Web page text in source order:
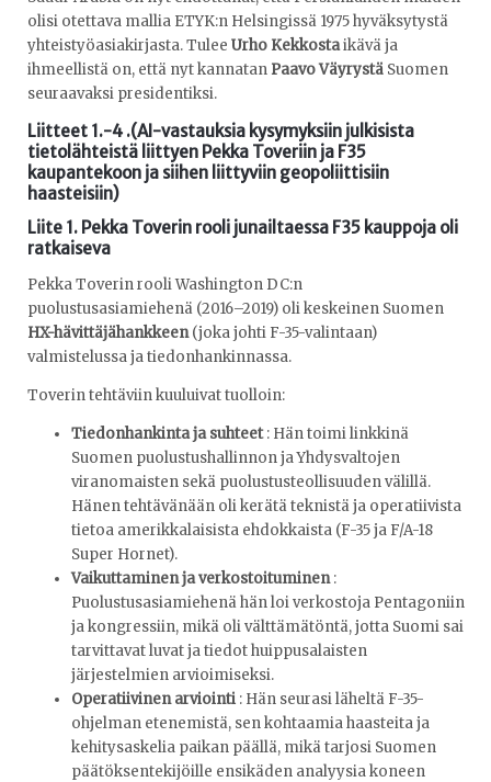
olisi otettava mallia ETYK:n Helsingissä 1975 hyväksytystä
yhteistyöasiakirjasta. Tulee Urho Kekkostaikävä ja
ihmeellistä on, että nyt kannatan Paavo Väyrystä Suomen
seuraavaksi presidentiksi.
Liitteet 1.-4 .(AI-vastauksia kysymyksiin julkisista
tietolähteistä liittyen Pekka Toveriin ja F35
kaupantekoon ja siihen liittyviin geopoliittisiin
haasteisiin)
Liite 1. Pekka Toverin rooli junailtaessa F35 kauppoja oli
ratkaiseva
Pekka Toverin rooli Washington DC:n
puolustusasiamiehenä (2016–2019) oli keskeinen Suomen
HX-hävittäjähankkeen(joka johti F-35-valintaan)
valmistelussa ja tiedonhankinnassa.
Toverin tehtäviin kuuluivat tuolloin:
Tiedonhankinta ja suhteet: Hän toimi linkkinä
Suomen puolustushallinnon ja Yhdysvaltojen
viranomaisten sekä puolustusteollisuuden välillä.
Hänen tehtävänään oli kerätä teknistä ja operatiivista
tietoa amerikkalaisista ehdokkaista (F-35 ja F/A-18
Super Hornet).
Vaikuttaminen ja verkostoituminen:
Puolustusasiamiehenä hän loi verkostoja Pentagoniin
ja kongressiin, mikä oli välttämätöntä, jotta Suomi sai
tarvittavat luvat ja tiedot huippusalaisten
järjestelmien arvioimiseksi.
Operatiivinen arviointi : Hän seurasi läheltä F-35-
ohjelman etenemistä, sen kohtaamia haasteita ja
kehitysaskelia paikan päällä, mikä tarjosi Suomen
päätöksentekijöille ensikäden analyysia koneen